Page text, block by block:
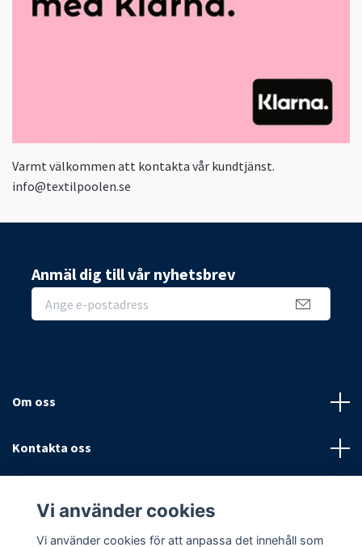
Varmt välkommen att kontakta vår kundtjänst.
info@textilpoolen.se
Anmäl dig till vår nyhetsbrev
Om oss
Kontakta oss
Sociala medier
Vi använder cookies
Vi använder cookies för att anpassa det innehåll som